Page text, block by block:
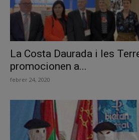
La Costa Daurada i les
promocionen a...
febrer 24, 2020